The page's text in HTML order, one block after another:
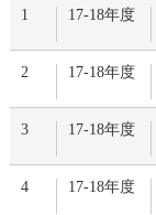
1 17-18年度
2 17-18年度
3 17-18年度
4 17-18年度